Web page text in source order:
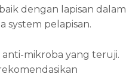
dengan lapisan dalam
system pelapisan.
mikroba yang teruji.